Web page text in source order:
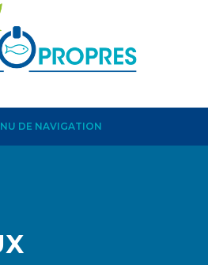
DE NAVIGATION